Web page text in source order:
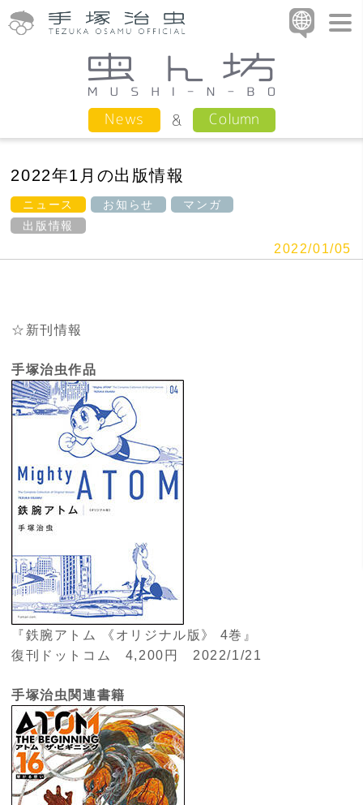
News Column
2022年1月の出版情報
ニュース お知らせ
マンガ
出版情報
2022/01/05
☆新刊情報
手塚治虫作品
『鉄腕アトム 《オリジナル版》 4巻』
復刊ドットコム 4,200円 2022/1/21
手塚治虫関連書籍